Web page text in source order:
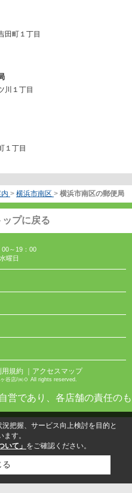
田町１丁目
川１丁目
１丁目
> 横浜市南区 > 横浜市南区の郵便局
プに戻る
～19：00
曜日
用規約 ｜アクセスマップ
谷店/㈱０ All rights reserved.
営であり、各店舗の責任のも
把握、サービス向上検討を目的と
す。
いて」 をご確認ください。
る